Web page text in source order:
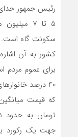
رئیس جمهور
5 تا 7
سکونت گاه است.
کشور به آن
40 درصد
جهت یک رکورد